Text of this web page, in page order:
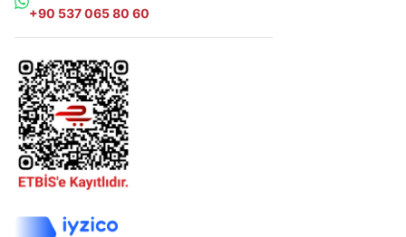
+90 537 065 80 60